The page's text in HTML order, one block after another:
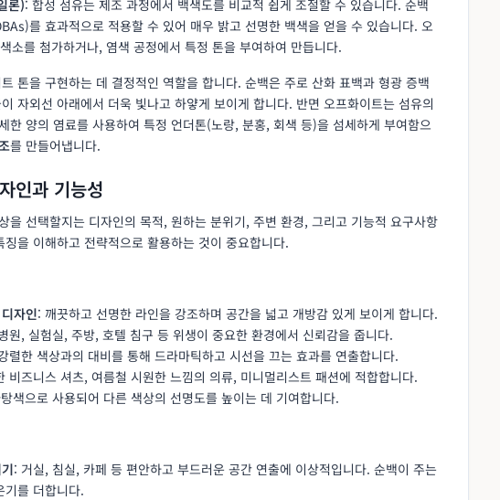
론): 합성 섬유는 제조 과정에서 백색도를 비교적 쉽게 조절할 수 있습니다. 순백
를 효과적으로 적용할 수 있어 매우 밝고 선명한 백색을 얻을 수 있습니다. 오
소를 첨가하거나, 염색 공정에서 특정 톤을 부여하여 만듭니다.
톤을 구현하는 데 결정적인 역할을 합니다. 순백은 주로 산화 표백과 형광 증백
자외선 아래에서 더욱 빛나고 하얗게 보이게 합니다. 반면 오프화이트는 섬유의
한 양의 염료를 사용하여 특정 언더톤(노랑, 분홍, 회색 등)을 섬세하게 부여함으
를 만들어냅니다.
인과 기능성
을 선택할지는 디자인의 목적, 원하는 분위기, 주변 환경, 그리고 기능적 요구사항
을 이해하고 전략적으로 활용하는 것이 중요합니다.
자인: 깨끗하고 선명한 라인을 강조하며 공간을 넓고 개방감 있게 보이게 합니다.
원, 실험실, 주방, 호텔 침구 등 위생이 중요한 환경에서 신뢰감을 줍니다.
렬한 색상과의 대비를 통해 드라마틱하고 시선을 끄는 효과를 연출합니다.
비즈니스 셔츠, 여름철 시원한 느낌의 의류, 미니멀리스트 패션에 적합합니다.
색으로 사용되어 다른 색상의 선명도를 높이는 데 기여합니다.
: 거실, 침실, 카페 등 편안하고 부드러운 공간 연출에 이상적입니다. 순백이 주는
기를 더합니다.